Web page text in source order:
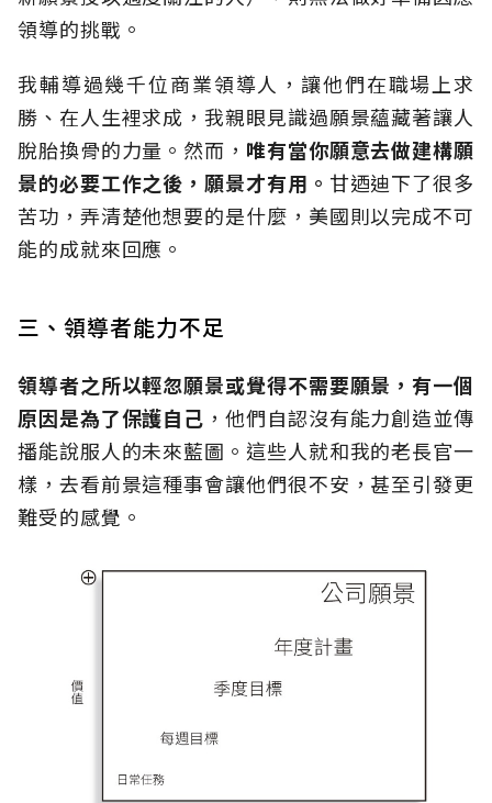
領導的挑戰。
我輔導過幾千位商業領導人，讓他們在職場上求
勝、在人生裡求成，我親眼見識過願景蘊藏著讓人
脫胎換骨的力量。然而， 唯有當你願意去做建構願
景的必要工作之後，願景才有用。 甘迺迪下了很多
苦功，弄清楚他想要的是什麼，美國則以完成不可
能的成就來回應。
三、領導者能力不足
領導者之所以輕忽願景或覺得不需要願景，有一個
原因是為了保護自己 ，他們自認沒有能力創造並傳
播能說服人的未來藍圖。這些人就和我的老長官一
樣，去看前景這種事會讓他們很不安，甚至引發更
難受的感覺。